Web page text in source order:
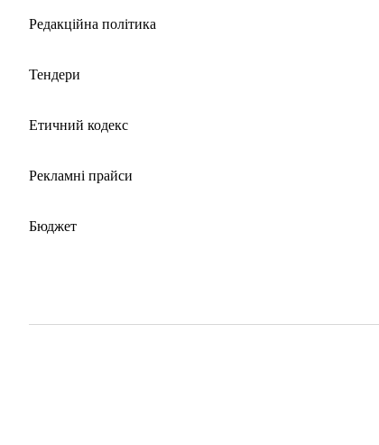
Редакційна політика
Тендери
Етичний кодекс
Рекламні прайси
Бюджет